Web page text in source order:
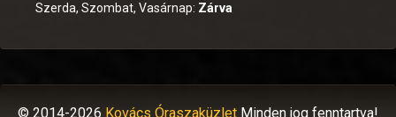
Szerda, Szombat, Vasárnap: Zárva
© 2014-2026 Kovács Óraszaküzlet Minden jog fenntartva!